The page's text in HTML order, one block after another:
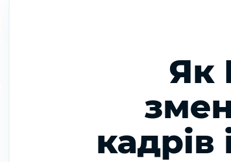
Як
кадрів